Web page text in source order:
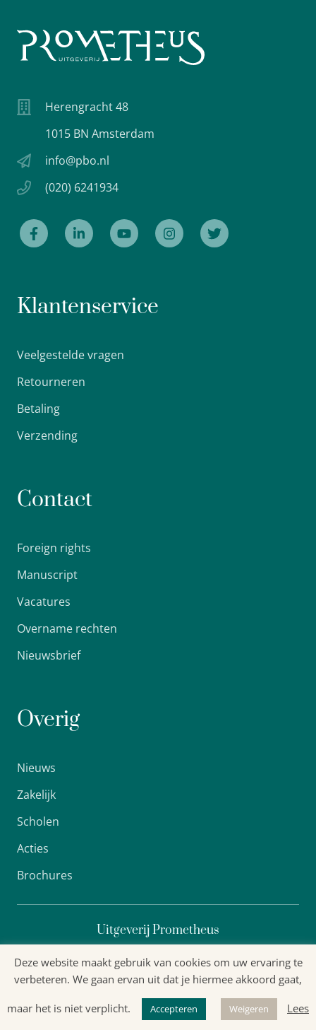
Herengracht 48
1015 BN Amsterdam
info@pbo.nl
(020) 6241934
Klantenservice
Veelgestelde vragen
Retourneren
Betaling
Verzending
Contact
Foreign rights
Manuscript
Vacatures
Overname rechten
Nieuwsbrief
Overig
Nieuws
Zakelijk
Scholen
Acties
Brochures
Uitgeverij Prometheus
Privacyverklaring
Algemene voorwaarden
Deze website maakt gebruik van cookies om uw ervaring te
verbeteren. We gaan ervan uit dat je hiermee akkoord gaat,
maar het is niet verplicht. Accepteren Weigeren Lees